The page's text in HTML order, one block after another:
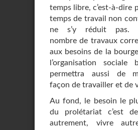
temps libre, c’est-à-dire
temps de travail non
ne s’y réduit pas.
nombre de travaux
aux besoins de la
l’organisation sociale
permettra aussi de
façon de travailler et de
Au fond, le besoin le
du prolétariat c’est
autrement, vivre